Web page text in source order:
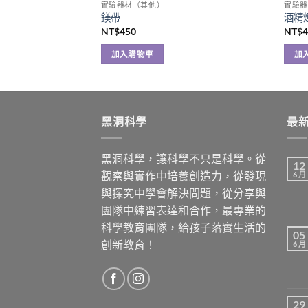
實驗器材（其他）
鎂帶
NT$450
加入購物車
實驗
酒精
NT$
加
黑洞科學
黑洞科學，讓科學不只是科學。從
觀察與實作中培養創造力，從發現
與探究中學會解決問題，從分享與
團隊中練習表達和合作，最專業的
科學教育團隊，給孩子落實生活的
創新教育！
最
12
6 月
05
6 月
29